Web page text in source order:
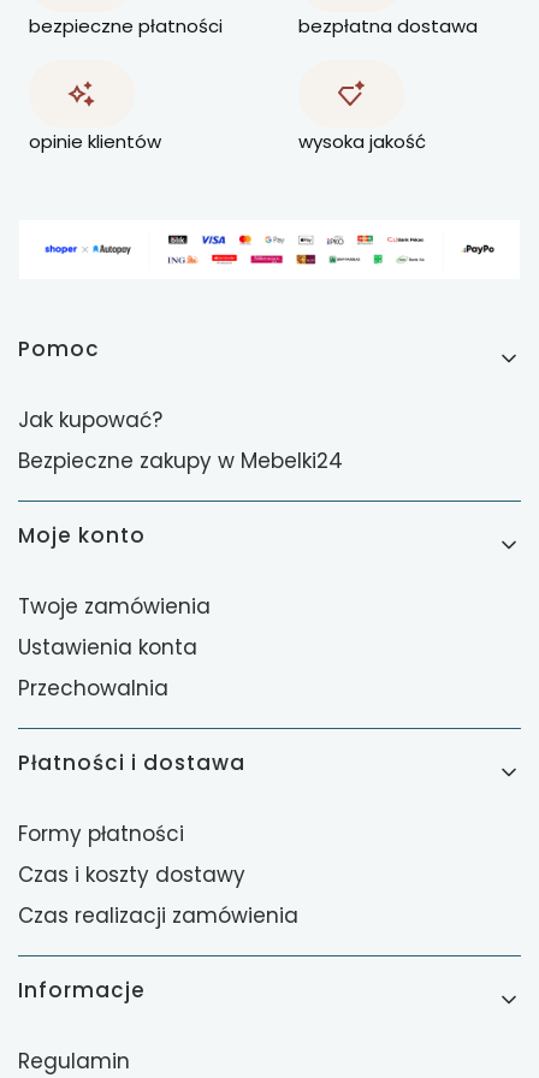
bezpieczne płatności bezpłatna dostawa
opinie klientów wysoka jakość
Linki w stopce
Pomoc
Jak kupować?
Bezpieczne zakupy w Mebelki24
Moje konto
Twoje zamówienia
Ustawienia konta
Przechowalnia
Płatności i dostawa
Formy płatności
Czas i koszty dostawy
Czas realizacji zamówienia
Informacje
Regulamin